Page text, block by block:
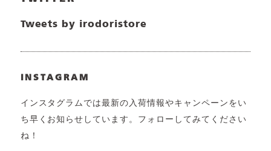
Tweets by irodoristore
INSTAGRAM
インスタグラムでは最新の入荷情報やキャンペーンをい
ち早くお知らせしています。フォローしてみてください
ね！